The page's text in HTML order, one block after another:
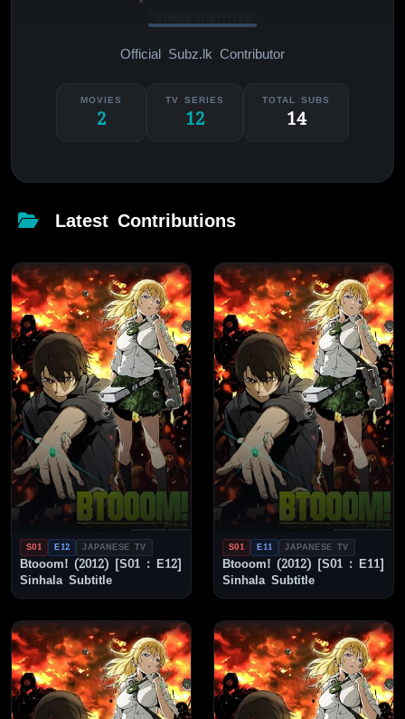
Official Subz.lk Contributor
MOVIES
2
TV SERIES
12
TOTAL SUBS
14
Latest Contributions
S01 E12 JAPANESE TV
Btooom! (2012) [S01 : E12]
Sinhala Subtitle
S01 E11 JAPANESE TV
Btooom! (2012) [S01 : E11]
Sinhala Subtitle